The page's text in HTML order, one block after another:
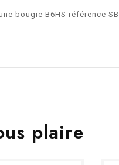
bougie B6HS référence
plaire